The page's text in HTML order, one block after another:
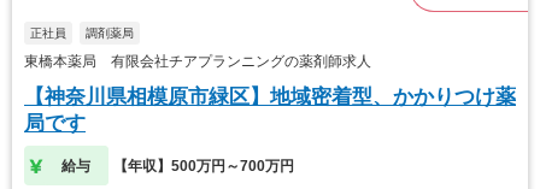
正社員 調剤薬局
東橋本薬局 有限会社チアプランニングの薬剤師求人
【神奈川県相模原市緑区】地域密着型、かかりつけ薬
局です
給与 【年収】500万円～700万円